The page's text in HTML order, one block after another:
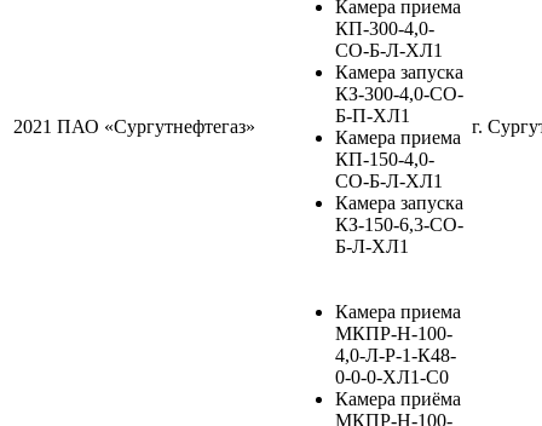
2021 ПАО «Сургутнефтегаз»
Камера приема
КП-300-4,0-
СО-Б-Л-ХЛ1
Камера запуска
КЗ-300-4,0-СО-
Б-П-ХЛ1
Камера приема
КП-150-4,0-
СО-Б-Л-ХЛ1
Камера запуска
КЗ-150-6,3-СО-
Б-Л-ХЛ1
г.
Камера приема
МКПР-Н-100-
4,0-Л-Р-1-К48-
0-0-0-ХЛ1-С0
Камера приёма
МКПР-Н-100-